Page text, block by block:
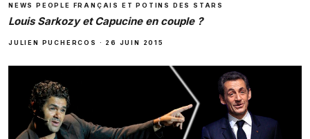
NEWS PEOPLE FRANÇAIS ET POTINS DES STARS
Louis Sarkozy et Capucine en couple ?
JULIEN PUCHERCOS · 26 JUIN 2015